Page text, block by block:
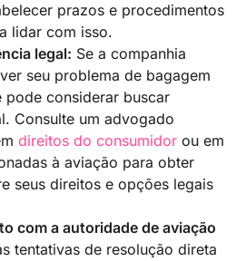
prazos e procedimentos
lidar com isso.
legal: Se a companhia
seu problema de bagagem
pode considerar buscar
Consulte um advogado
direitos do consumidor ou em
à aviação para obter
seus direitos e opções legais
com a autoridade de aviação
tentativas de resolução direta